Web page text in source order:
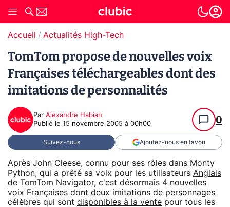
Accueil Actualités High-Tech
TomTom propose de nouvelles voix
Françaises téléchargeables dont des
imitations de personnalités
Par Alexandre Habian
Publié le 15 novembre 2005 à 00h00 0
Suivez-nous Ajoutez-nous en favori
Après John Cleese, connu pour ses rôles dans Monty
Python, qui a prêté sa voix pour les utilisateurs Anglais
de TomTom Navigator, c'est désormais 4 nouvelles
voix Françaises dont deux imitations de personnages
célèbres qui sont disponibles à la vente pour tous les